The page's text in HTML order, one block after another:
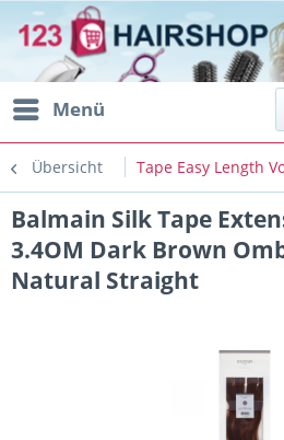
Menü
Übersicht Tape Easy Length
Balmain Silk Tape
3.4OM Dark Brown
Natural Straight